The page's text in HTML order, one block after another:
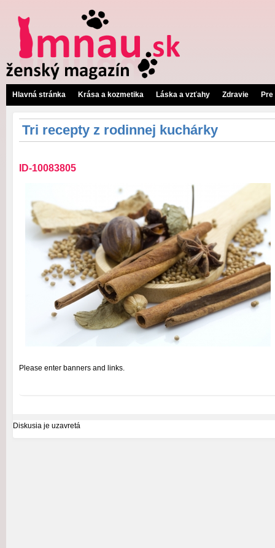
Hlavná stránka Krása a kozmetika Láska a vzťahy Zdravie
Tri recepty z rodinnej kuchárky
ID-10083805
Please enter banners and links.
Diskusia je uzavretá